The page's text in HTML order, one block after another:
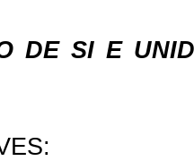
DE SI E